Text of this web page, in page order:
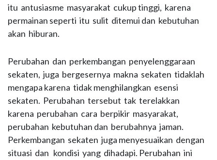
itu antusiasme masyarakat cukup tinggi, karena
permainan seperti itu sulit ditemui dan kebutuhan
akan hiburan.
Perubahan dan perkembangan penyelenggaraan
sekaten, juga bergesernya makna sekaten tidaklah
mengapa karena tidak menghilangkan esensi
sekaten. Perubahan tersebut tak terelakkan
karena perubahan cara berpikir masyarakat,
perubahan kebutuhan dan berubahnya jaman.
Perkembangan sekaten juga menyesuaikan dengan
situasi dan kondisi yang dihadapi. Perubahan ini